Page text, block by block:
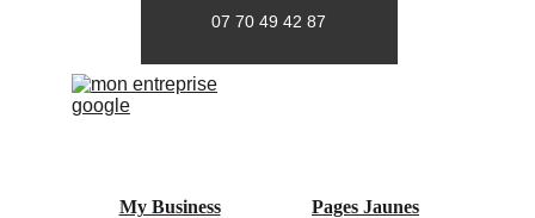
07 70 49 42 87
My Business Pages Jaunes